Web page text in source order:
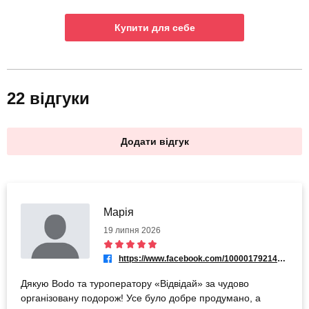
Купити для себе
22 відгуки
Додати відгук
Марія
19 липня 2026
https://www.facebook.com/100001792147325
Дякую Bodo та туроператору «Відвідай» за чудово
організовану подорож! Усе було добре продумано, а